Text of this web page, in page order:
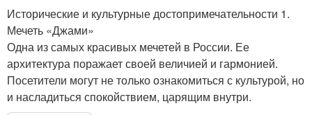
Исторические и культурные достопримечательности 1.
Мечеть «Джами»
Одна из самых красивых мечетей в России. Ее
архитектура поражает своей величией и гармонией.
Посетители могут не только ознакомиться с культурой, но
и насладиться спокойствием, царящим внутри.